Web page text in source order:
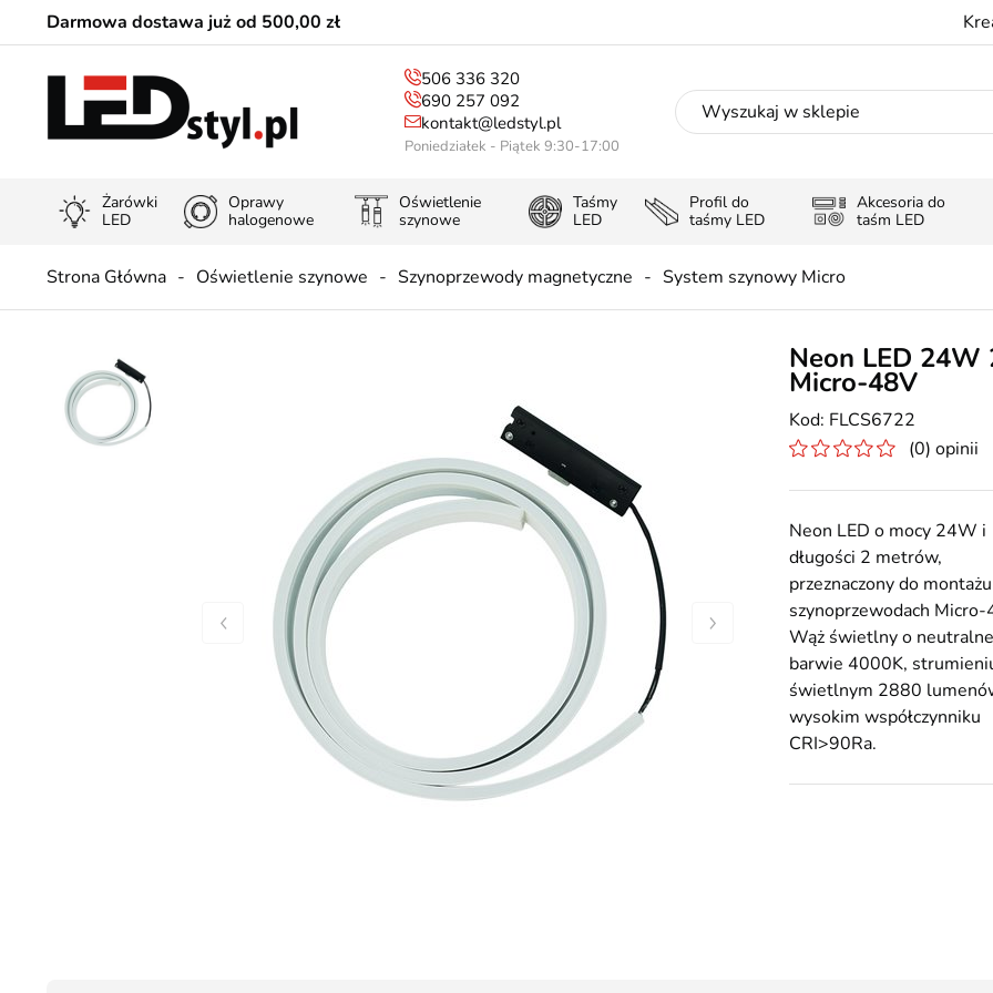
Darmowa dostawa już od 500,00 zł
506 336 320
690 257 092
kontakt@ledstyl.pl
Poniedziałek - Piątek 9:30-17:00
Żarówki
LED
Oprawy
halogenowe
Oświetlenie
szynowe
Taśmy
LED
Profil do
taśmy LED
Akcesoria do
taśm LED
Strona Główna Oświetlenie szynowe Szynoprzewody magnetyczne System szynowy Micro
Neon LED 24W
Micro-48V
FLCS6722
(0) opinii
Neon LED o mocy 24W i
długości 2 metrów,
przeznaczony do
szynoprzewodach Micro-
Wąż świetlny o
barwie 4000K,
świetlnym 2880
wysokim współczynniku
CRI>90Ra.